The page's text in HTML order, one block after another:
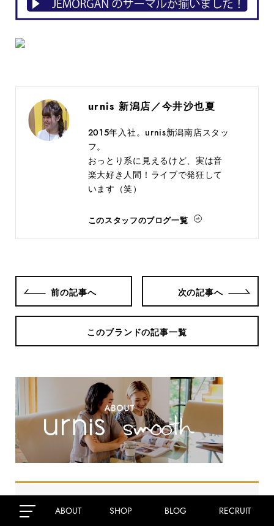
ABOUT SHOP BLOG RECRUIT
urnis 新潟店／今井沙也夏
2015年入社。urnis新潟南店スタッ
フ。
おっとり系に見えるけど、実は音
楽大好き人間！ライブで発狂して
います（笑）
このスタッフのブログ一覧
前の記事へ 次の記事へ
このブランドの記事一覧